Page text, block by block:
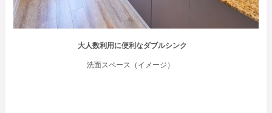
大人数利用に便利なダブルシンク
洗面スペース（イメージ）